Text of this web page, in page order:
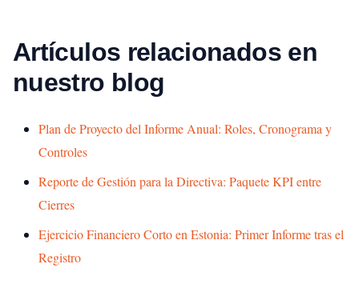
Artículos relacionados en
nuestro blog
Plan de Proyecto del Informe Anual: Roles, Cronograma y
Controles
Reporte de Gestión para la Directiva: Paquete KPI entre
Cierres
Ejercicio Financiero Corto en Estonia: Primer Informe tras el
Registro